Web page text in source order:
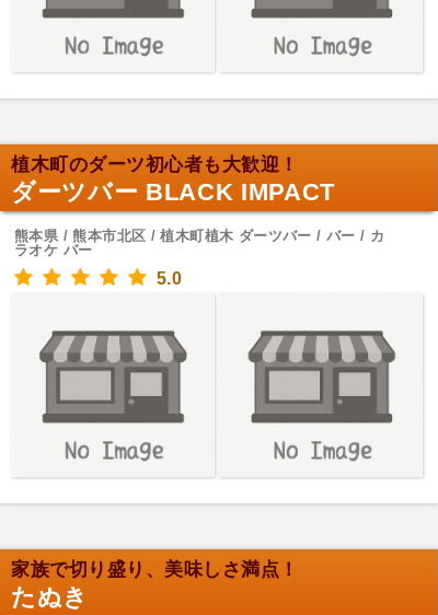
植木町のダーツ初心者も大歓迎！
ダーツバー BLACK IMPACT
熊本県 / 熊本市北区 / 植木町植木 ダーツバー / バー / カ
ラオケ バー
5.0
家族で切り盛り、美味しさ満点！
たぬき